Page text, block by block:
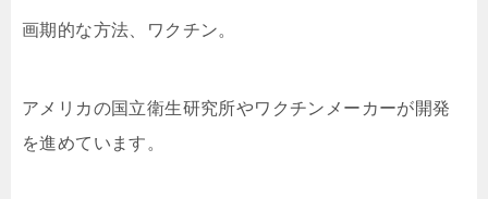
画期的な方法、ワクチン。
アメリカの国立衛生研究所やワクチンメーカーが開発
を進めています。